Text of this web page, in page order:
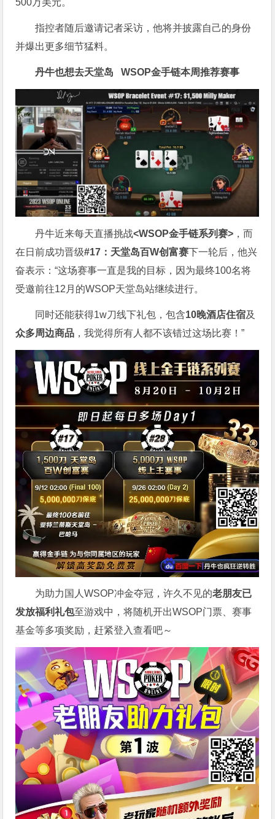
500万美元。
指控者随后邀请记者采访，他将并披露自己的身份
并爆出更多细节猛料。
丹牛也想去天堂岛WSOP金手链本周推荐赛事
丹牛近来每天直播挑战<WSOP金手链系列赛> ，而
在日前成功晋级#17：天堂岛百W创富赛下一轮后，他兴
奋表示：“这场赛事一直是我的目标，因为最终100名将
受邀前往12月的WSOP天堂岛站继续进行。
同时还能获得1w刀线下礼包，包含10晚酒店住宿及
众多周边商品 ，我觉得所有人都不该错过这场比赛！”
为助力国人WSOP冲金夺冠，许久不见的老朋友已
发放福利礼包至游戏中，将随机开出WSOP门票、赛事
基金等多项奖励，赶紧登入查看吧～